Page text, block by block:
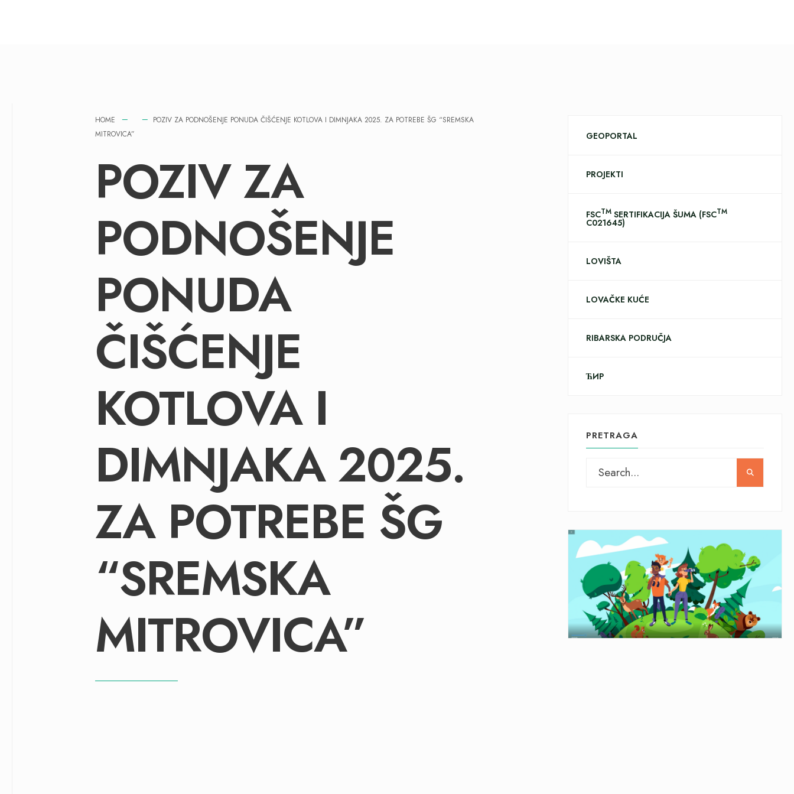
HOME
POZIV ZA PODNOŠENJE PONUDA ČIŠĆENJE KOTLOVA I DIMNJAKA 2025. ZA POTREBE ŠG “SREMSKA
MITROVICA”
POZIV ZA
PODNOŠENJE
PONUDA
ČIŠĆENJE
KOTLOVA I
DIMNJAKA 2025.
ZA POTREBE ŠG
“SREMSKA
MITROVICA”
GEOPORTAL
PROJEKTI
FSCTMSERTIFIKACIJA ŠUMA (FSCTM
C021645)
LOVIŠTA
LOVAČKE KUĆE
RIBARSKA PODRUČJA
ЋИР
PRETRAGA